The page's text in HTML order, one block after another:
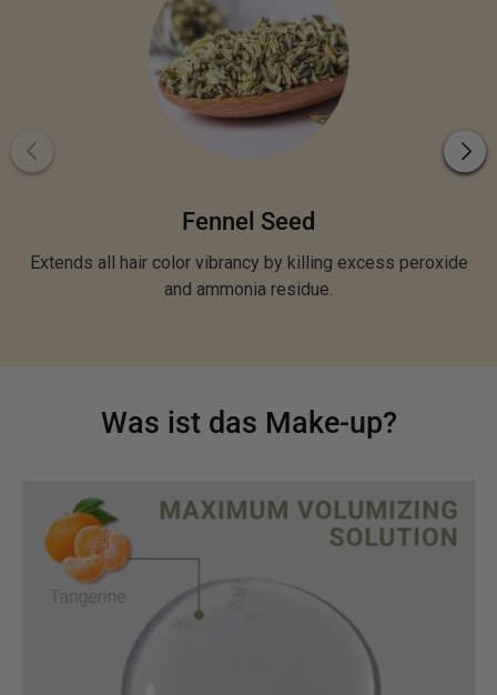
Fennel Seed
Extends all hair color vibrancy by killing excess peroxide
and ammonia residue.
Was ist das Make-up?